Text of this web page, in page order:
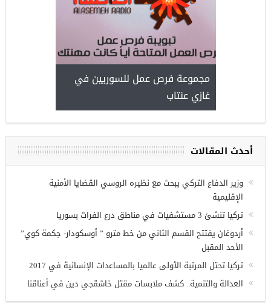
مجموعة فرص عمل للسوريين في
غازي عنتاب
أحدث المقالات
وزير الدفاع التركي يبحث مع نظيره الروسي القضايا الأمنية
الإقليمية
تركيا تنشئ 3 مستشفيات في مناطق درع الفرات بسوريا
أردوغان يفتتح القسم الثاني من خط مترو ” أوسكودار- جكمة كوي”
الأحد المقبل
تركيا تحتل المرتبة الأولى عالميا بالمساعدات الإنسانية في 2017
العدالة والتنمية.. كشف ملابسات مقتل خاشقجي دين في أعناقنا